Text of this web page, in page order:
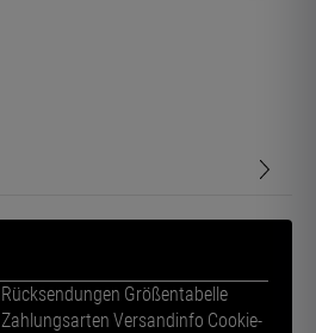
Rücksendungen Größentabelle
Zahlungsarten Versandinfo Cookie-